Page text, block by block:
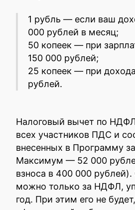
1 рубль — если ваш
000 рублей в месяц;
50 копеек — при
150 000 рублей;
25 копеек — при
рублей.
Налоговый вычет по
всех участников ПДС и
внесенных в Программу за
Максимум — 52 000
взноса в 400 000
можно только за НДФЛ,
год. При этим его не